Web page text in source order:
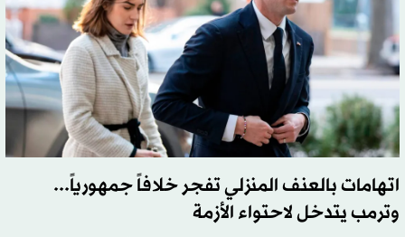
اتهامات بالعنف المنزلي تفجر خلافاً جمهورياً...
وترمب يتدخل لاحتواء الأزمة